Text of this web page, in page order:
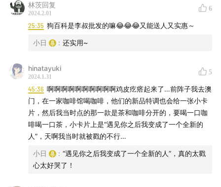
林茨回复
2024.2.01
6
25:35 狗百科是李叔批发的嘛😂😂😂又能送人又实惠～
小日 : 还实用~
hinatayuki
2024.1.31
5
45:36 啊啊啊啊啊啊啊啊啊啊鸡皮疙瘩起来了…前阵子我去澳
门，在一家咖啡馆喝咖啡，他们的新品特调也会给一张小卡
片，然后我当时点的那一款是茶和咖啡分开的，要喝一口咖
啡喝一口茶，小卡片上是“遇见你之后我变成了一个全新的
人”，天啊我当时就被戳的不行…
小日 : “遇见你之后我变成了一个全新的人”，真的太戳
心太好哭了！